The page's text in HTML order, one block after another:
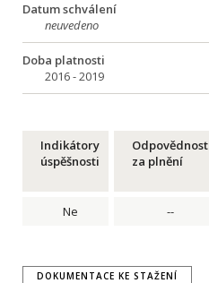
Datum schválení
neuvedeno
Doba platnosti
2016 - 2019
Indikátory
úspěšnosti
Odpovědnost
za plnění
Ne --
DOKUMENTACE KE STAŽENÍ